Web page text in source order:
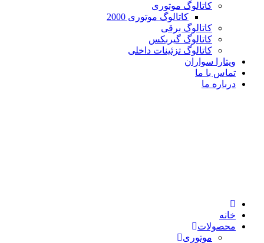
کاتالوگ موتوری
کاتالوگ موتوری 2000
کاتالوگ برقی
کاتالوگ گیربکس
کاتالوگ تزئینات داخلی
ویتارا سواران
تماس با ما
درباره ما
خانه
محصولات
موتوری